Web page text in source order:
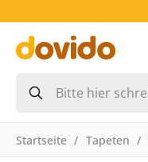
Startseite Tapeten